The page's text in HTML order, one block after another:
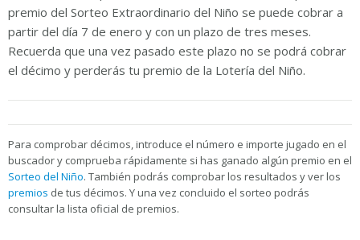
premio del Sorteo Extraordinario del Niño se puede cobrar a
partir del día 7 de enero y con un plazo de tres meses.
Recuerda que una vez pasado este plazo no se podrá cobrar
el décimo y perderás tu premio de la Lotería del Niño.
Para comprobar décimos, introduce el número e importe jugado en el
buscador y comprueba rápidamente si has ganado algún premio en el
Sorteo del Niño. También podrás comprobar los resultados y ver los
premios de tus décimos. Y una vez concluido el sorteo podrás
consultar la lista oficial de premios.